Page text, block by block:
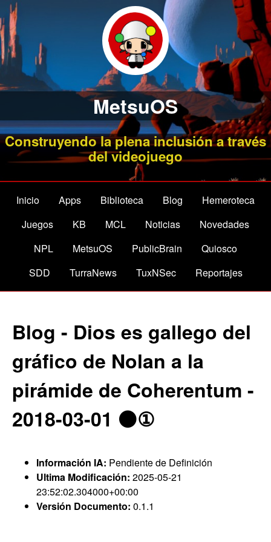
MetsuOS
Construyendo la plena inclusión a través
del videojuego
Inicio Apps Biblioteca Blog
Hemeroteca
Juegos
KB MCL Noticias
Novedades
NPL
MetsuOS PublicBrain
Quiosco
SDD
TurraNews TuxNSec Reportajes
Blog - Dios es gallego del
gráfico de Nolan a la
pirámide de Coherentum -
2018-03-01 ⚫①
Información IA: Pendiente de Definición
Ultima Modificación: 2025-05-21
23:52:02.304000+00:00
Versión Documento: 0.1.1